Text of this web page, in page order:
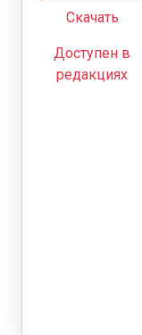
Скачать
Доступен в
редакциях